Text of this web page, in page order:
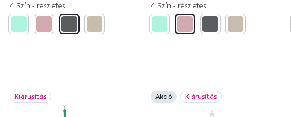
4 Szín - részletes 4 Szín - részletes
Kiárusítás Akció Kiárusítás